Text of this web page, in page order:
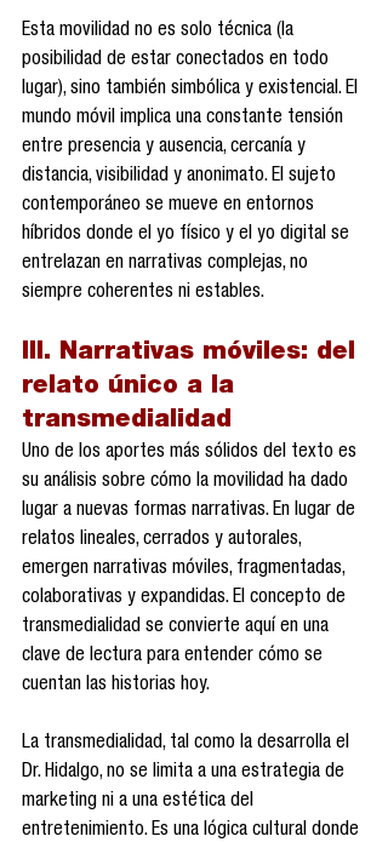
Esta movilidad no es solo técnica (la
posibilidad de estar conectados en todo
lugar), sino también simbólica y existencial. El
mundo móvil implica una constante tensión
entre presencia y ausencia, cercanía y
distancia, visibilidad y anonimato. El sujeto
contemporáneo se mueve en entornos
híbridos donde el yo físico y el yo digital se
entrelazan en narrativas complejas, no
siempre coherentes ni estables.
III. Narrativas móviles: del
relato único a la
transmedialidad
Uno de los aportes más sólidos del texto es
su análisis sobre cómo la movilidad ha dado
lugar a nuevas formas narrativas. En lugar de
relatos lineales, cerrados y autorales,
emergen narrativas móviles, fragmentadas,
colaborativas y expandidas. El concepto de
transmedialidad se convierte aquí en una
clave de lectura para entender cómo se
cuentan las historias hoy.
La transmedialidad, tal como la desarrolla el
Dr. Hidalgo, no se limita a una estrategia de
marketing ni a una estética del
entretenimiento. Es una lógica cultural donde